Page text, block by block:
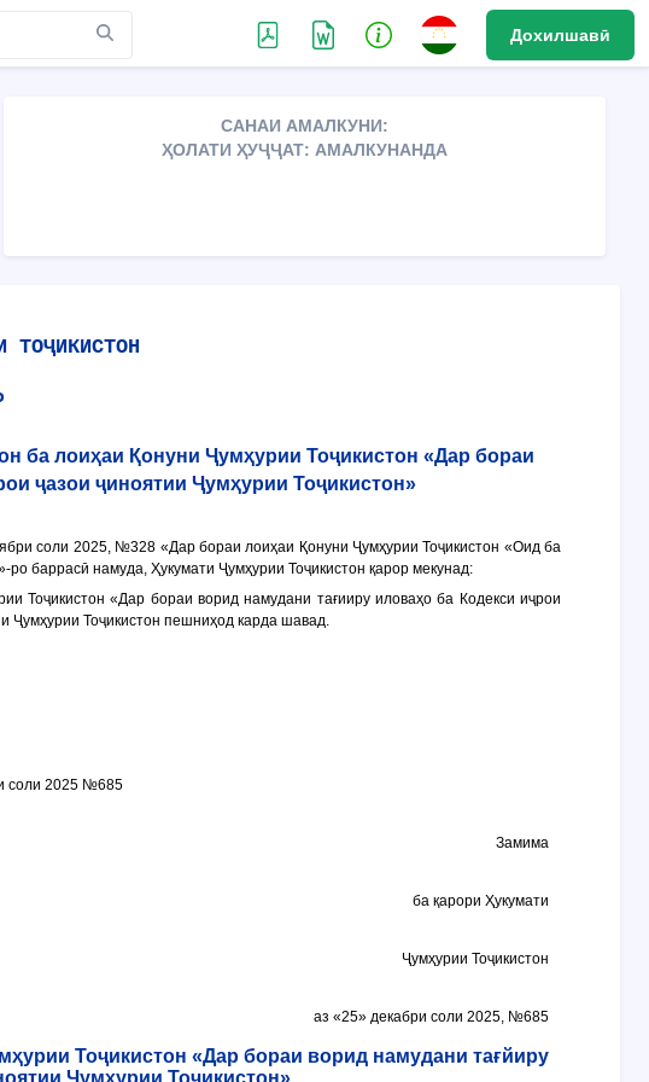
Дохилшавӣ
САНАИ АМАЛКУНИ:
ҲОЛАТИ ҲУҶҶАТ: АМАЛКУНАНДА
ТОҶИКИСТОН
ба лоиҳаи Қонуни Ҷумҳурии Тоҷикистон «Дар бораи
ҷазои ҷиноятии Ҷумҳурии Тоҷикистон»
соли 2025, №328 «Дар бораи лоиҳаи Қонуни Ҷумҳурии Тоҷикистон «Оид ба
баррасӣ намуда, Ҳукумати Ҷумҳурии Тоҷикистон қарор мекунад:
Тоҷикистон «Дар бораи ворид намудани тағииру иловаҳо ба Кодекси иҷрои
Ҷумҳурии Тоҷикистон пешниҳод карда шавад.
соли 2025 №685
Замима
ба қарори Ҳукумати
Ҷумҳурии Тоҷикистон
аз «25» декабри соли 2025, №685
Тоҷикистон «Дар бораи ворид намудани тағйиру
Ҷумҳурии Тоҷикистон»